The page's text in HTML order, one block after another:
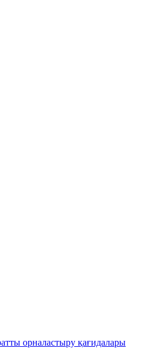
орналастыру қағидалары